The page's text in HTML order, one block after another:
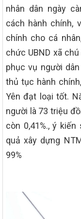
nhân dân ngày
cách hành chính,
chính cho cá
chức UBND xã
phục vụ người
thủ tục hành
Yên đạt loại tốt.
người là 73 triệu
còn 0,41%., ý
quả xây dựng
99%